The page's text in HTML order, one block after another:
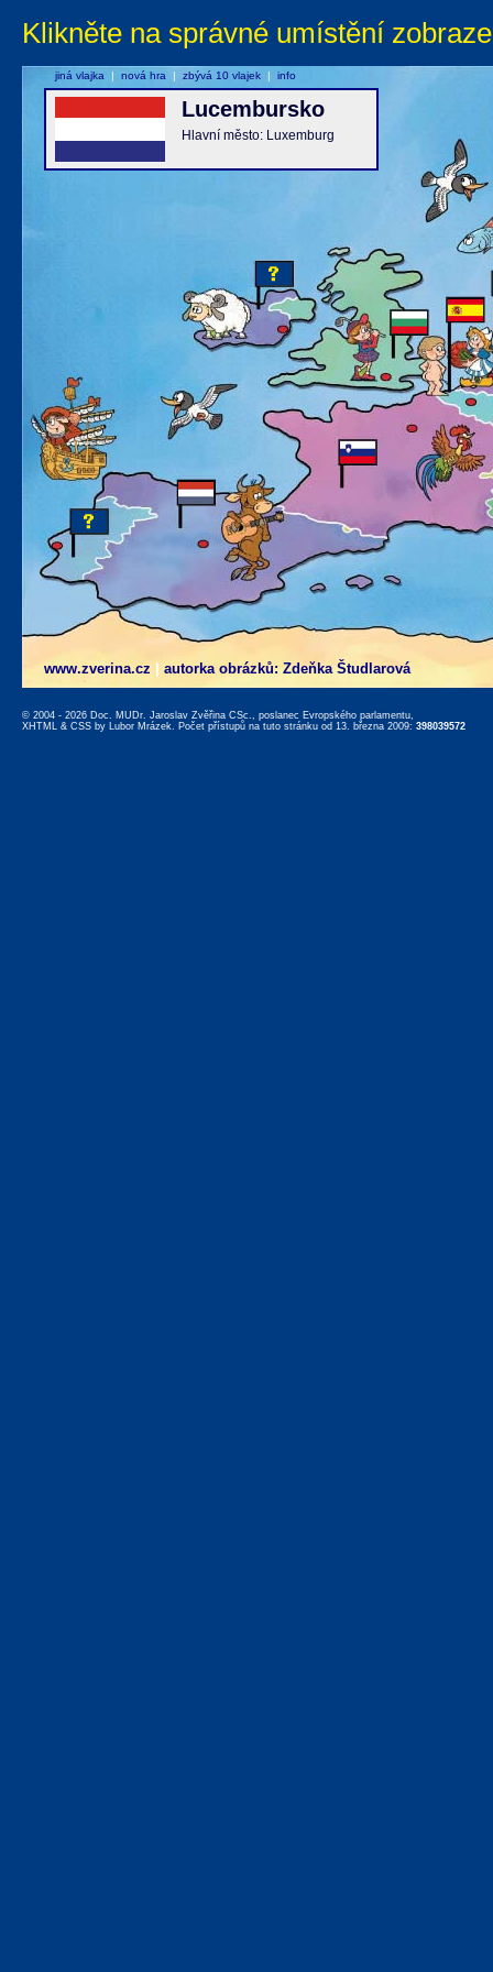
Klikněte na správné umístění
www.zverina.cz autorka obrázků: Zdeňka Študlarová
Lucembursko
Hlavní město: Luxemburg
jiná vlajka | nová hra | zbývá 10 vlajek | info
© 2004 - 2026 Doc. MUDr. Jaroslav Zvěřina CSc., poslanec Evropského parlamentu,
XHTML & CSS by Lubor Mrázek. Počet přístupů na tuto stránku od 13. března 2009: 398039572